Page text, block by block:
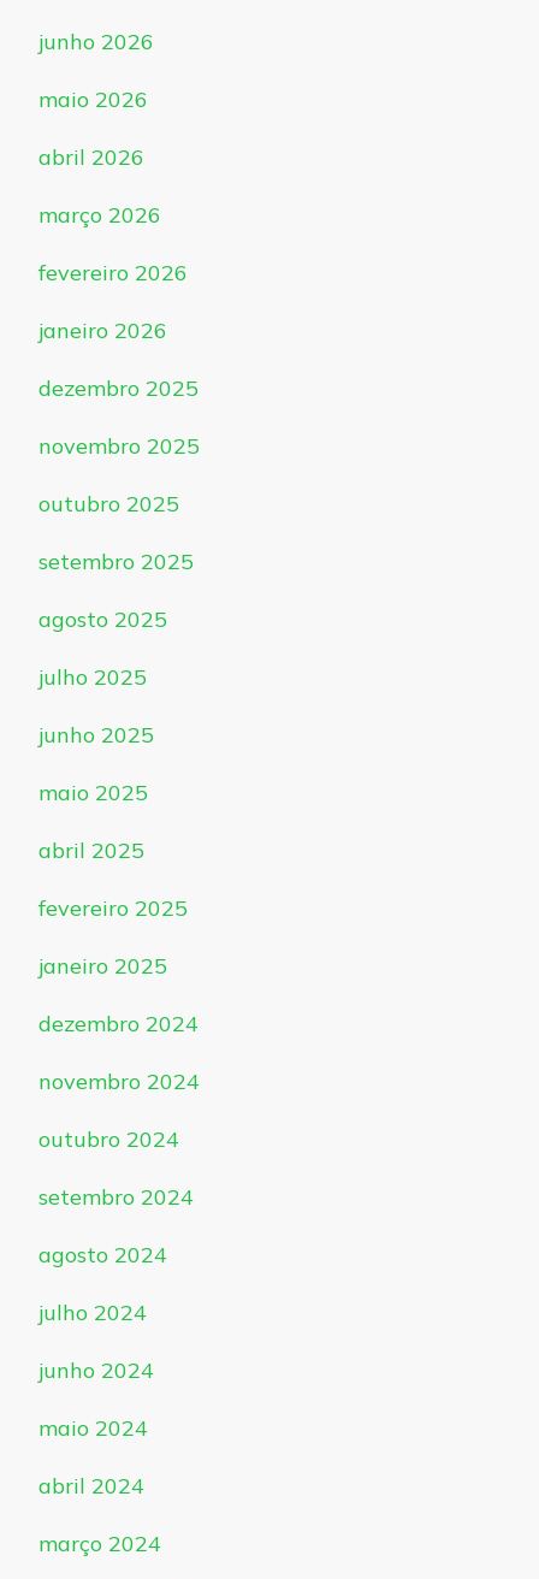
junho 2026
maio 2026
abril 2026
março 2026
fevereiro 2026
janeiro 2026
dezembro 2025
novembro 2025
outubro 2025
setembro 2025
agosto 2025
julho 2025
junho 2025
maio 2025
abril 2025
fevereiro 2025
janeiro 2025
dezembro 2024
novembro 2024
outubro 2024
setembro 2024
agosto 2024
julho 2024
junho 2024
maio 2024
abril 2024
março 2024